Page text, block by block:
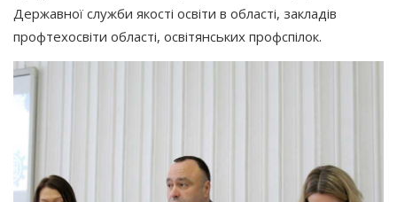
Державної служби якості освіти в області, закладів
профтехосвіти області, освітянських профспілок.